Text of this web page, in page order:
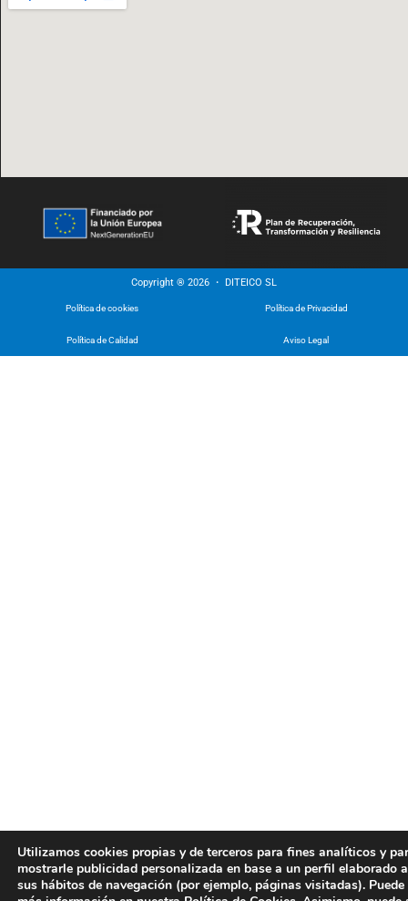
Copyright ® 2026 ・ DITEICO SL
Política de cookies Política de Privacidad
Política de Calidad Aviso Legal
Utilizamos cookies propias y de terceros para fines analíticos y
mostrarle publicidad personalizada en base a un perfil elaborado
sus hábitos de navegación (por ejemplo, páginas visitadas). Puede